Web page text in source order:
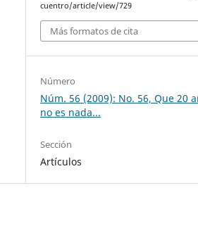
cuentro/article/view/729
Más formatos de cita
Número
Núm. 56 (2009): No. 56, Que 20
no es nada...
Sección
Artículos